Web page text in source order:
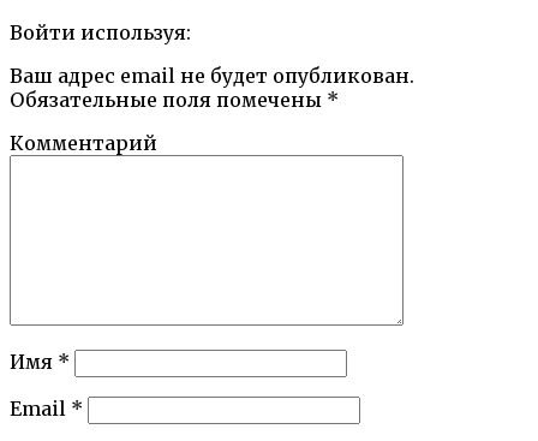
Войти используя:
Ваш адрес email не будет опубликован.
Обязательные поля помечены *
Комментарий
Имя *
Email *